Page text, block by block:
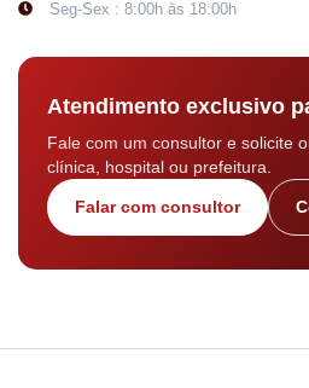
Seg-Sex : 8:00h às 18:00h
Atendimento exclusivo
Fale com um consultor e solicite
clínica, hospital ou prefeitura.
Falar com consultor